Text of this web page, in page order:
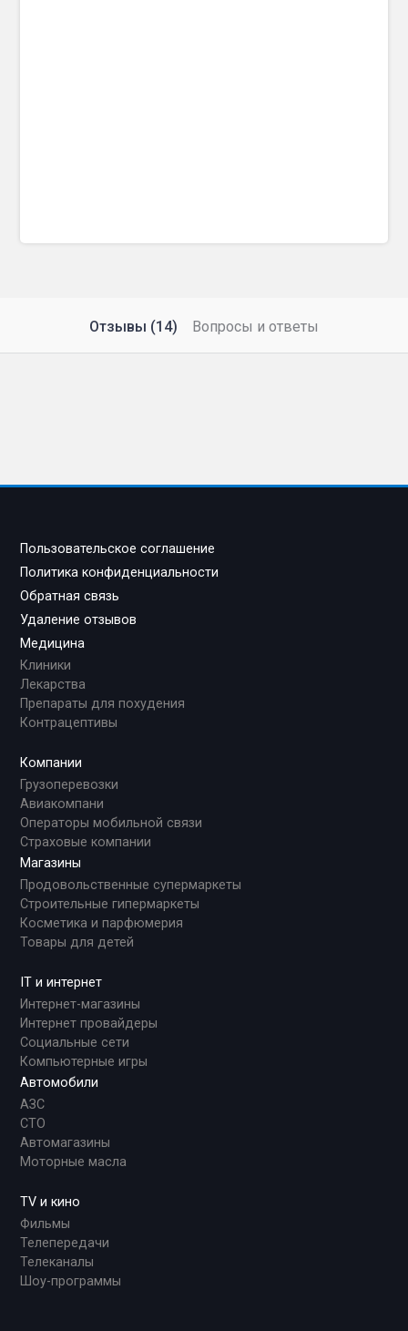
Отзывы (14) Вопросы и ответы
Пользовательское соглашение
Политика конфиденциальности
Обратная связь
Удаление отзывов
Медицина
Клиники
Лекарства
Препараты для похудения
Контрацептивы
Компании
Грузоперевозки
Авиакомпани
Операторы мобильной связи
Страховые компании
Магазины
Продовольственные супермаркеты
Строительные гипермаркеты
Косметика и парфюмерия
Товары для детей
IT и интернет
Интернет-магазины
Интернет провайдеры
Социальные сети
Компьютерные игры
Автомобили
АЗС
СТО
Автомагазины
Моторные масла
TV и кино
Фильмы
Телепередачи
Телеканалы
Шоу-программы